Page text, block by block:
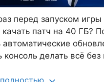
перед запуском игры
качать патч на 40 ГБ?
автоматические
консоль делать всё